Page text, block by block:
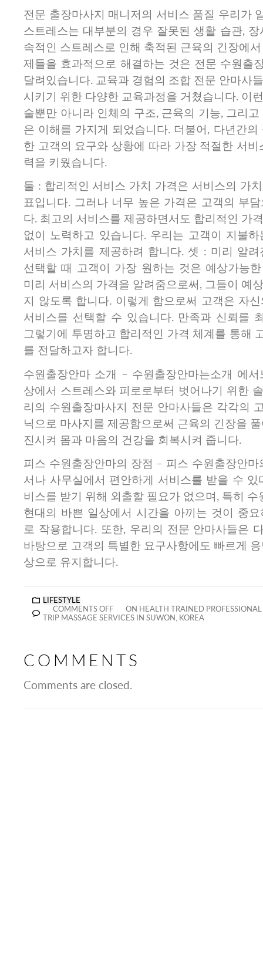
전문 출장마사지 매니저의 서비스 품질 우리가
스트레스는 대부분의 경우 잘못된 생활 습관,
속적인 스트레스로 인해 축적된 근육의 긴장에
제들을 효과적으로 해결하는 것은 전문 수원출
달려있습니다. 교육과 경험의 조합 전문 안마사
시키기 위한 다양한 교육과정을 거쳤습니다. 이
술뿐만 아니라 인체의 구조, 근육의 기능, 그리
은 이해를 가지게 되었습니다. 더불어, 다년간
한 고객의 요구와 상황에 따라 가장 적절한 서
력을 키웠습니다.
둘 : 합리적인 서비스 가치 가격은 서비스의 가
표입니다. 그러나 너무 높은 가격은 고객의 부
다. 최고의 서비스를 제공하면서도 합리적인 가
없이 노력하고 있습니다. 우리는 고객이 지불
서비스 가치를 제공하려 합니다. 셋 : 미리 알
선택할 때 고객이 가장 원하는 것은 예상가능
미리 서비스의 가격을 알려줌으로써, 그들이 예
지 않도록 합니다. 이렇게 함으로써 고객은 자
서비스를 선택할 수 있습니다. 만족과 신뢰를
그렇기에 투명하고 합리적인 가격 체계를 통해
를 전달하고자 합니다.
수원출장안마 소개 – 수원출장안마는소개 에
상에서 스트레스와 피로로부터 벗어나기 위한
리의 수원출장마사지 전문 안마사들은 각각의
닉으로 마사지를 제공함으로써 근육의 긴장을
진시켜 몸과 마음의 건강을 회복시켜 줍니다.
피스 수원출장안마의 장점 – 피스 수원출장안
서나 사무실에서 편안하게 서비스를 받을 수
비스를 받기 위해 외출할 필요가 없으며, 특히
현대의 바쁜 일상에서 시간을 아끼는 것이 중
로 작용합니다. 또한, 우리의 전문 안마사들은
바탕으로 고객의 특별한 요구사항에도 빠르게
상으로 유지합니다.
LIFESTYLE
COMMENTS OFF
ON HEALTH TRAINED
TRIP MASSAGE SERVICES IN SUWON, KOREA
COMMENTS
Comments are closed.